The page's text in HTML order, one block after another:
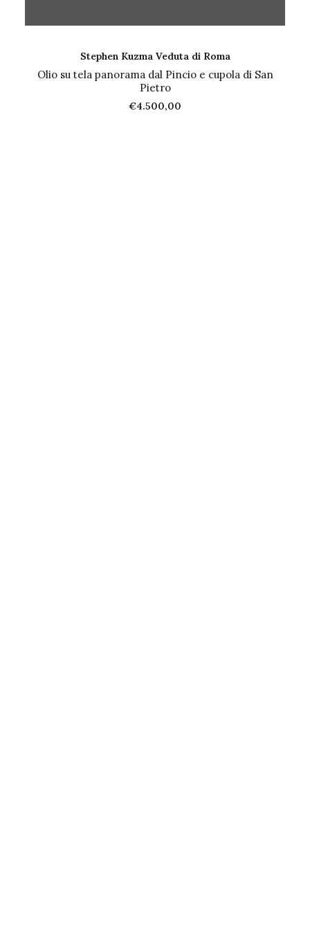
AGGIUNGI AL CARRELLO
Stephen Kuzma Veduta di Roma
Olio su tela panorama dal Pincio e cupola di San
Pietro
€4.500,00